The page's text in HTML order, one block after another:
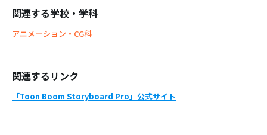
関連する学校・学科
アニメーション・CG科
関連するリンク
「Toon Boom Storyboard Pro」公式サイト